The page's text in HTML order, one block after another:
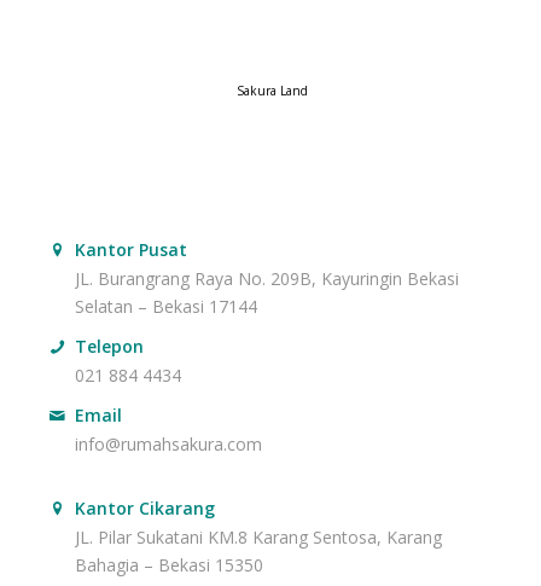
Sakura Land
Kantor Pusat
JL. Burangrang Raya No. 209B, Kayuringin Bekasi
Selatan – Bekasi 17144
Telepon
021 884 4434
Email
info@rumahsakura.com
Kantor Cikarang
JL. Pilar Sukatani KM.8 Karang Sentosa, Karang
Bahagia – Bekasi 15350